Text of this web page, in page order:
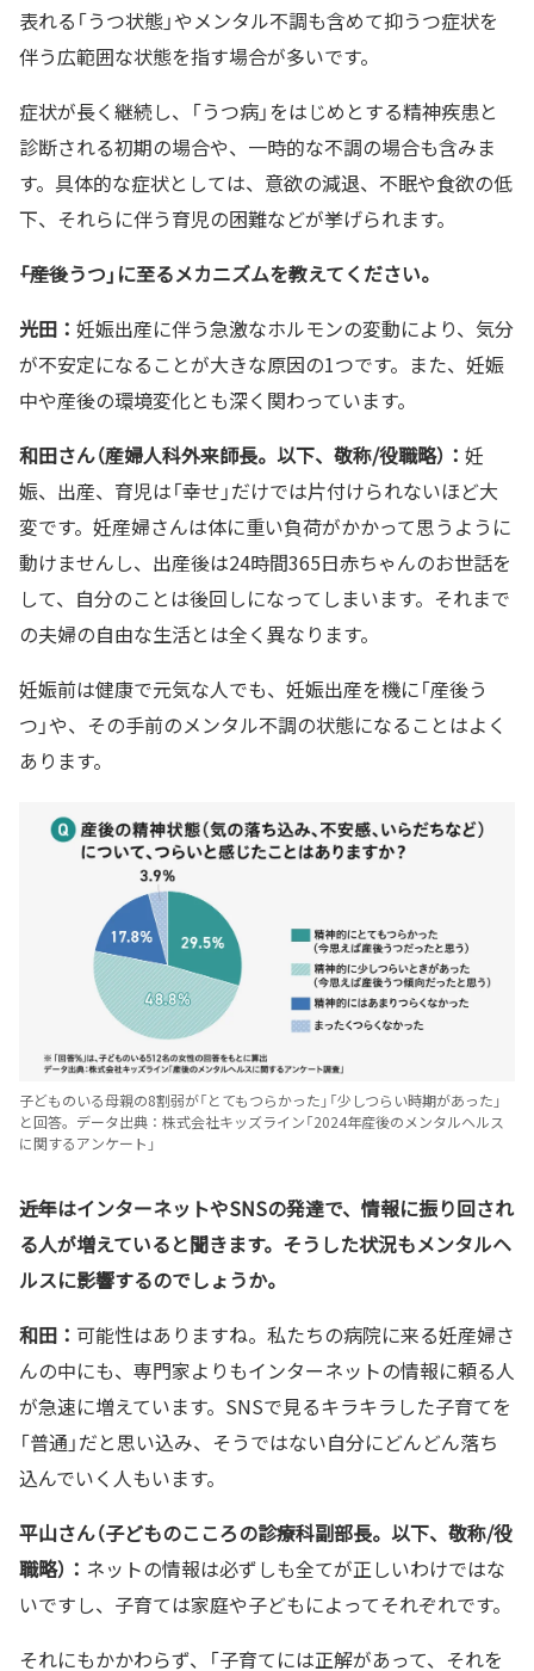
表れる「うつ状態」やメンタル不調も含めて抑うつ症状を
伴う広範囲な状態を指す場合が多いです。
症状が長く継続し、「うつ病」をはじめとする精神疾患と
診断される初期の場合や、一時的な不調の場合も含みま
す。具体的な症状としては、意欲の減退、不眠や食欲の低
下、それらに伴う育児の困難などが挙げられます。
――「産後うつ」に至るメカニズムを教えてください。
光田： 妊娠出産に伴う急激なホルモンの変動により、気分
が不安定になることが大きな原因の1つです。また、妊娠
中や産後の環境変化とも深く関わっています。
和田さん（産婦人科外来師長。以下、敬称/役職略）： 妊
娠、出産、育児は「幸せ」だけでは片付けられないほど大
変です。妊産婦さんは体に重い負荷がかかって思うように
動けませんし、出産後は24時間365日赤ちゃんのお世話を
して、自分のことは後回しになってしまいます。それまで
の夫婦の自由な生活とは全く異なります。
妊娠前は健康で元気な人でも、妊娠出産を機に「産後う
つ」や、その手前のメンタル不調の状態になることはよく
あります。
子どものいる母親の8割弱が「とてもつらかった」「少しつらい時期があった」
と回答。データ出典：株式会社キッズライン「2024年産後のメンタルヘルス
に関するアンケート」
――近年はインターネットやSNSの発達で、情報に振り回され
る人が増えていると聞きます。そうした状況もメンタルヘ
ルスに影響するのでしょうか。
和田： 可能性はありますね。私たちの病院に来る妊産婦さ
んの中にも、専門家よりもインターネットの情報に頼る人
が急速に増えています。SNSで見るキラキラした子育てを
「普通」だと思い込み、そうではない自分にどんどん落ち
込んでいく人もいます。
平山さん（子どものこころの診療科副部長。以下、敬称/役
職略）： ネットの情報は必ずしも全てが正しいわけではな
いですし、子育ては家庭や子どもによってそれぞれです。
それにもかかわらず、「子育てには正解があって、それを